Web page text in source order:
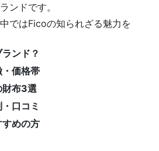
ンドです。
ではFicoの知られざる魅力を
ンド？
価格帯
財布3選
口コミ
めの方